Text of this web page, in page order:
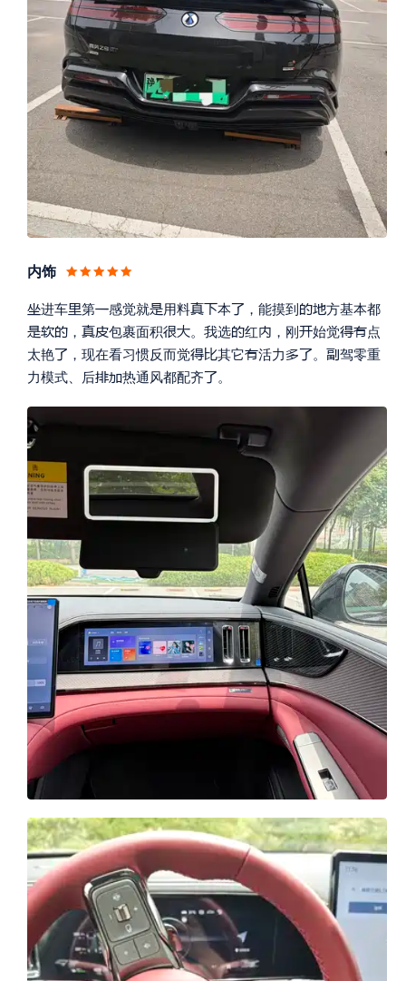
内饰
进车第感觉就用料本 ，能摸到 方基本都
 ， 包裹面积。 我选红 ，刚始觉点
太艳 ，现在看习惯反而觉其它活力。 驾零重
力模式、后热通风都配齐。